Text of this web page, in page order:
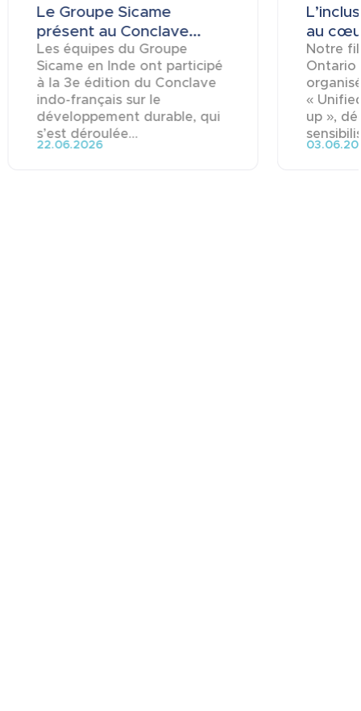
Le Groupe Sicame
présent au Conclave...
Les équipes du Groupe
Sicame en Inde ont participé
à la 3e édition du Conclave
indo-français sur le
développement durable, qui
s’est déroulée...
22.06.2026
au
Notre
Ontario
«
up »,